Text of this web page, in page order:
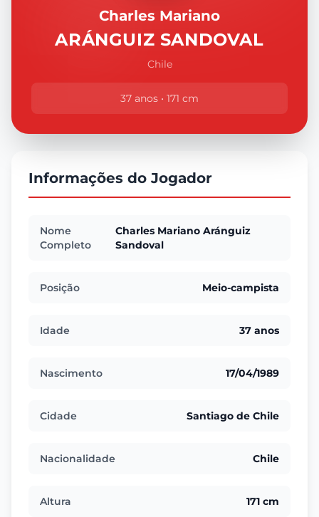
Charles Mariano
ARÁNGUIZ SANDOVAL
Chile
37 anos • 171 cm
Informações do Jogador
Nome
Completo
Charles Mariano Aránguiz
Sandoval
Posição Meio-campista
Idade 37 anos
Nascimento 17/04/1989
Cidade Santiago de Chile
Nacionalidade Chile
Altura 171 cm